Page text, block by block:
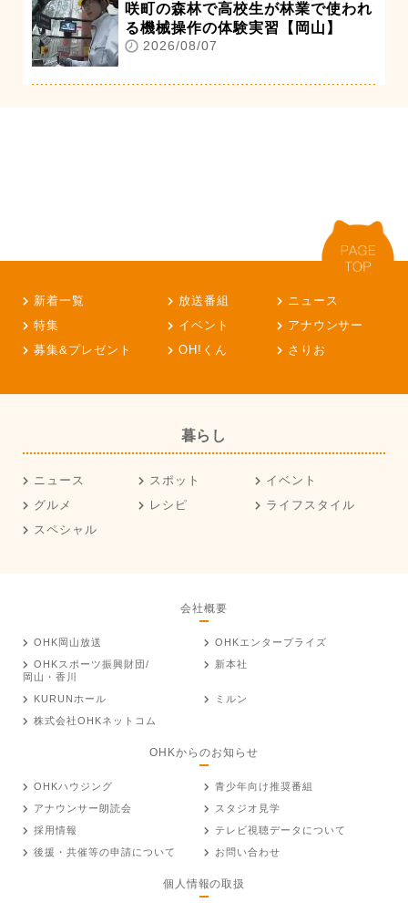
咲町の森林で高校生が林業で使われ
る機械操作の体験実習【岡山】
2026/08/07
新着一覧 放送番組
ニュース
特集
イベント
アナウンサー
募集&プレゼント
OH!くん さりお
暮らし
ニュース スポット
イベント
グルメ
レシピ
ライフスタイル
スペシャル
会社概要
OHK岡山放送
OHKエンタープライズ
OHKスポーツ振興財団/
岡山・香川
新本社
KURUNホール
ミルン
株式会社OHKネットコム
OHKからのお知らせ
OHKハウジング
青少年向け推奨番組
アナウンサー朗読会
スタジオ見学
採用情報
テレビ視聴データについて
後援・共催等の申請について
お問い合わせ
個人情報の取扱